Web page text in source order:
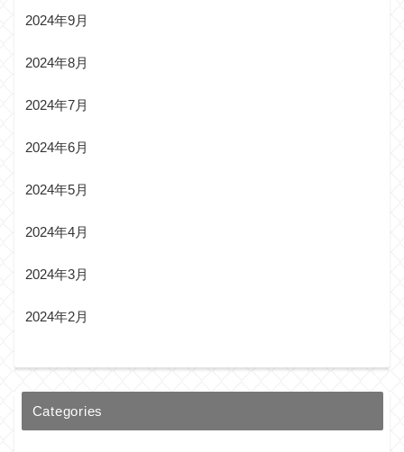
2024年9月
2024年8月
2024年7月
2024年6月
2024年5月
2024年4月
2024年3月
2024年2月
Categories